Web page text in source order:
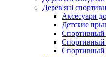
Дерев'яні
Аксесуари
Детские
Спортивный
Спортивный
Спортивный